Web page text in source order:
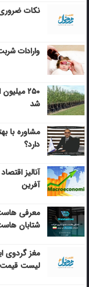
نکات ضروری
وارادات
۲۵۰
شد
مشاوره با
دارد؟
آنالیز
آفرین
معرفی
شتابان
مغز گردوی
لیست قیمت